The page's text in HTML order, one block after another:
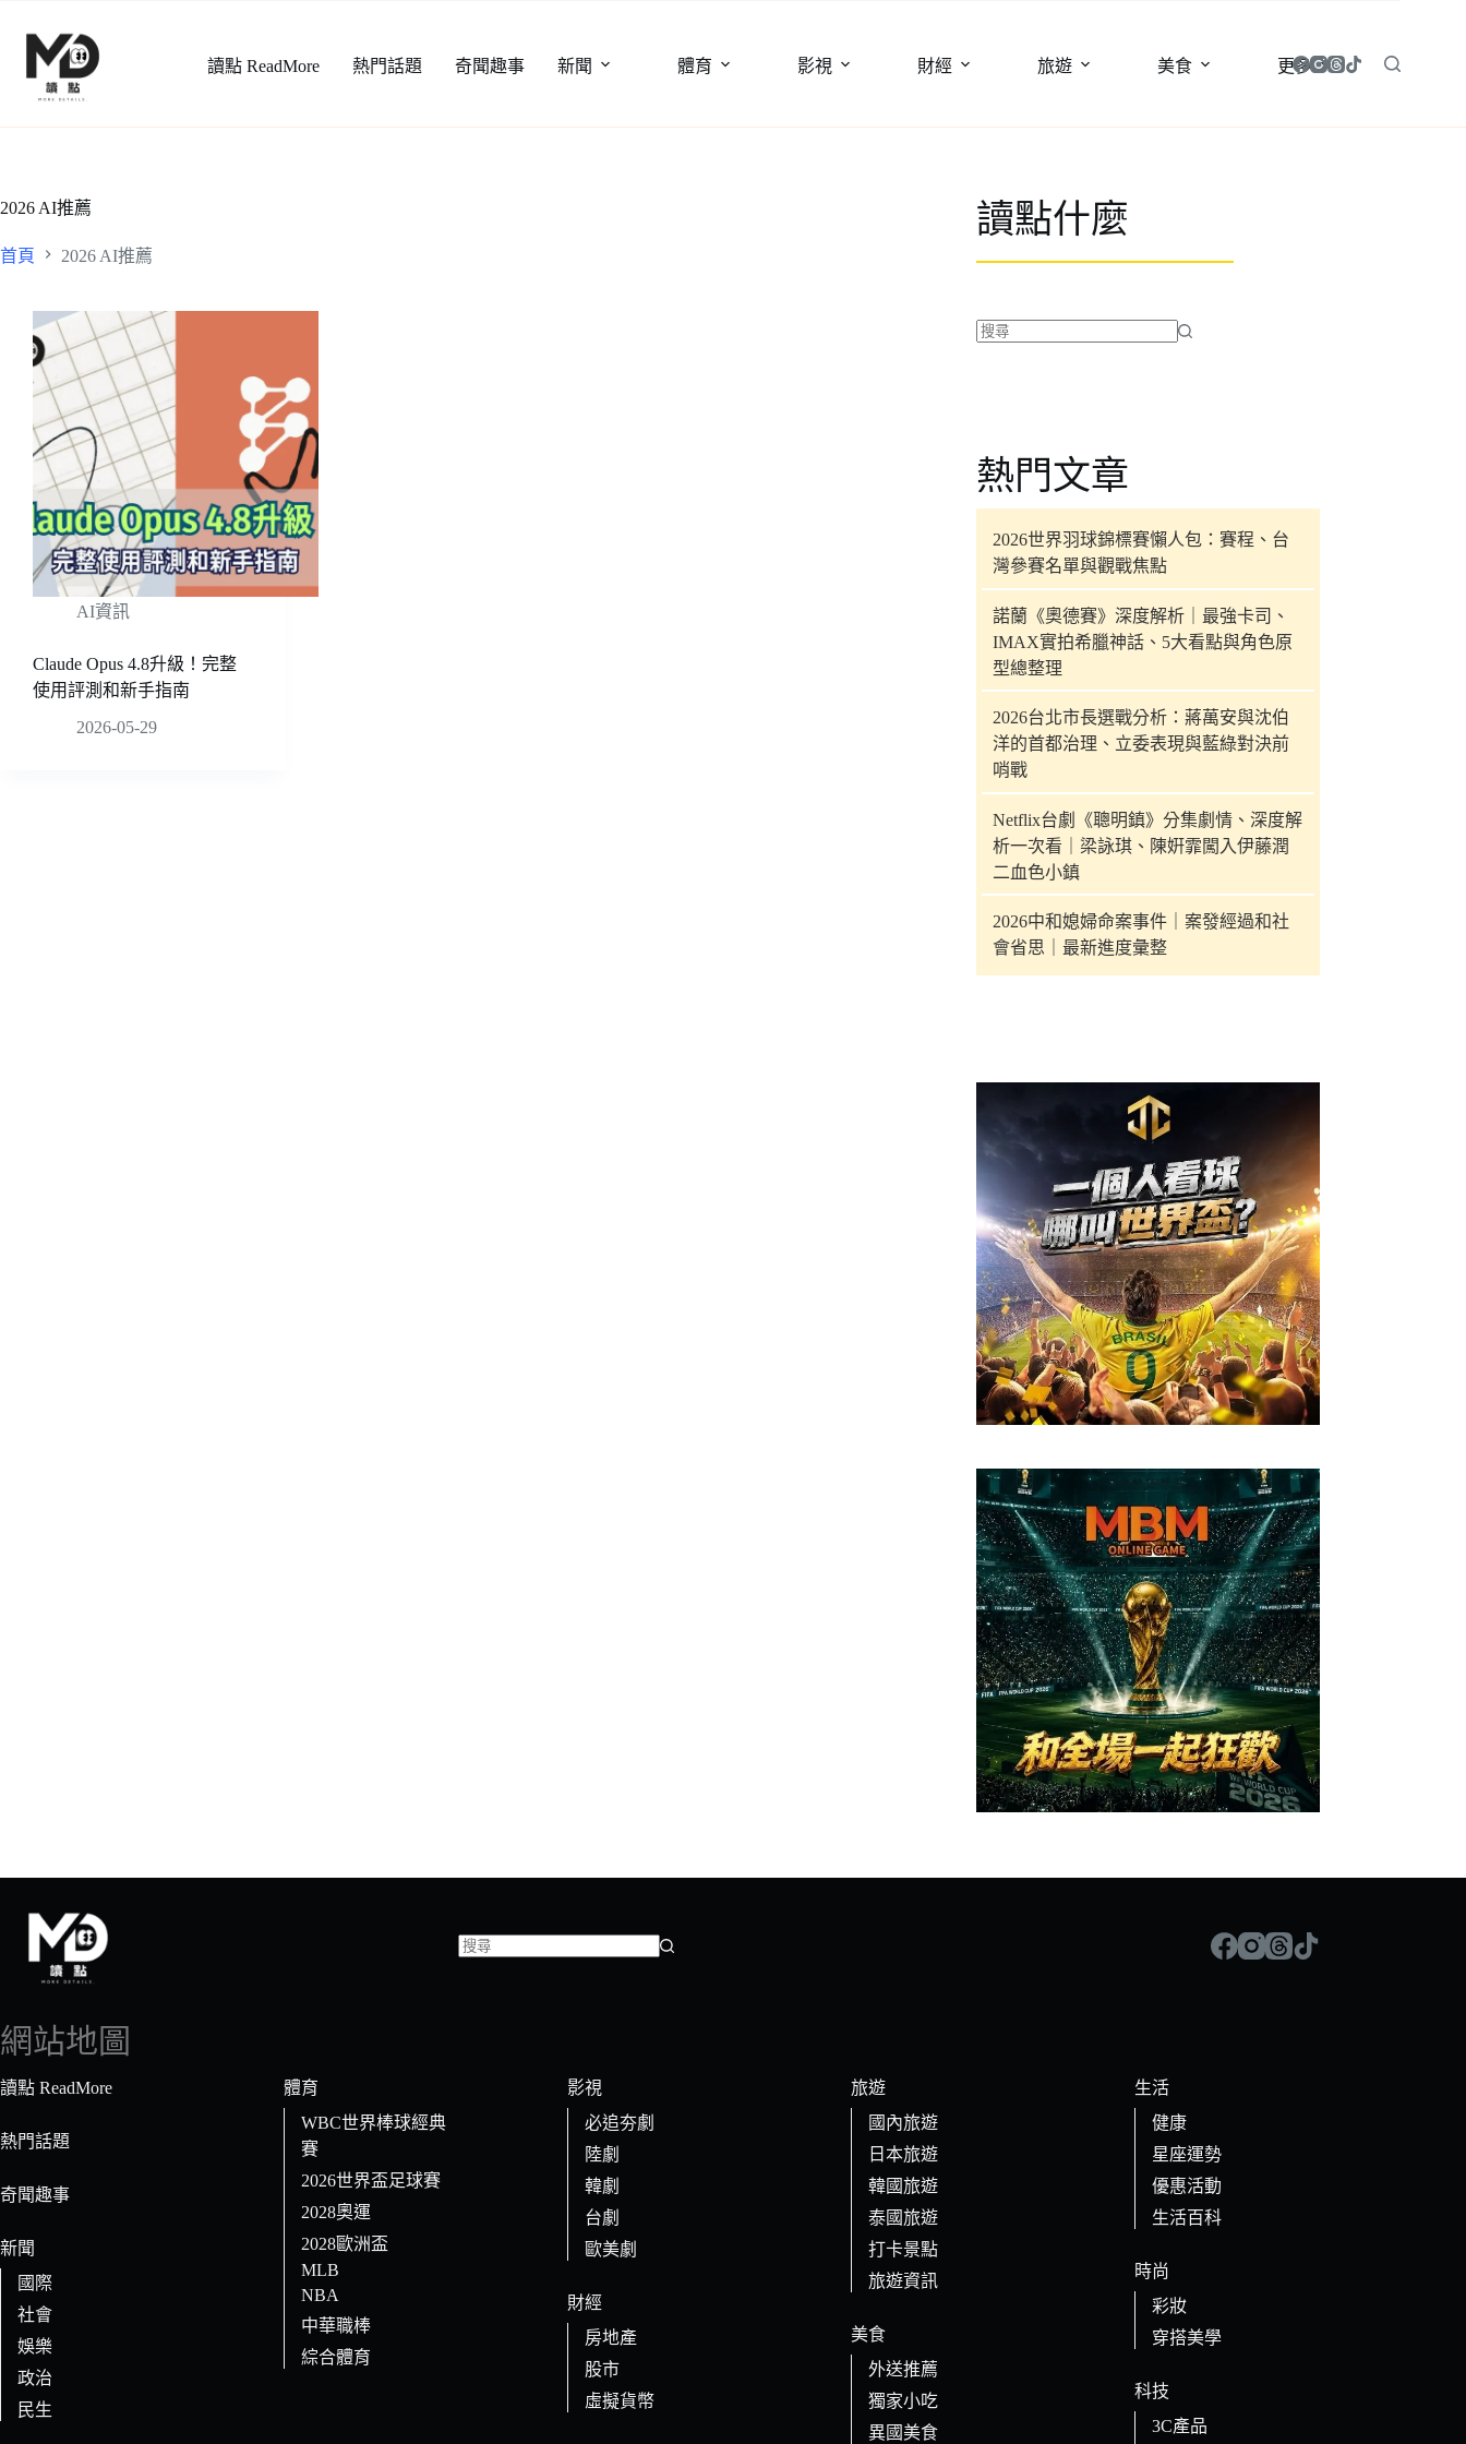
讀點 ReadMore 熱門話題 奇聞趣事 新聞 體育 影視 財經 旅遊 美食 更多
2026 AI推薦
首頁 2026 AI推薦
AI資訊
Claude Opus 4.8升級！完整
使用評測和新手指南
2026-05-29
讀點什麼
合
條
件
果
熱門文章
2026世界羽球錦標賽懶人包：賽程、台
灣參賽名單與觀戰焦點
諾蘭《奧德賽》深度解析｜最強卡司、
IMAX實拍希臘神話、5大看點與角色原
型總整理
2026台北市長選戰分析：蔣萬安與沈伯
洋的首都治理、立委表現與藍綠對決前
哨戰
Netflix台劇《聰明鎮》分集劇情、深度解
析一次看｜梁詠琪、陳姸霏闖入伊藤潤
二血色小鎮
2026中和媳婦命案事件｜案發經過和社
會省思｜最新進度彙整
網站地圖
讀點 ReadMore
熱門話題
奇聞趣事
新聞
國際
社會
娛樂
政治
民生
體育
WBC世界棒球經典
賽
2026世界盃足球賽
2028奧運
2028歐洲盃
MLB
NBA
中華職棒
綜合體育
影視
必追夯劇
陸劇
韓劇
台劇
歐美劇
財經
房地產
股市
虛擬貨幣
旅遊
國內旅遊
日本旅遊
韓國旅遊
泰國旅遊
打卡景點
旅遊資訊
美食
外送推薦
獨家小吃
異國美食
生活
健康
星座運勢
優惠活動
生活百科
時尚
彩妝
穿搭美學
科技
3C產品